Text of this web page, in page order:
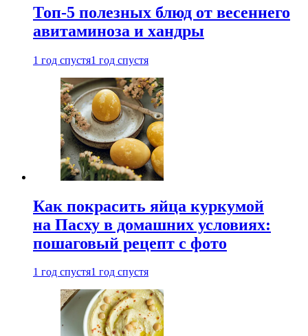
Топ-5 полезных блюд от весеннего
авитаминоза и хандры
1 год спустя1 год спустя
Как покрасить яйца куркумой
на Пасху в домашних условиях:
пошаговый рецепт с фото
1 год спустя1 год спустя